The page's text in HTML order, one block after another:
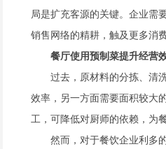
局是扩充客源的关键。企业需
销售网络的精耕，触及更多消费
餐厅使用预制菜提升经营
过去，原材料的分拣、清
效率，另一方面需要面积较大
工，可降低对厨师的依赖，为
然而，对于餐饮企业利多